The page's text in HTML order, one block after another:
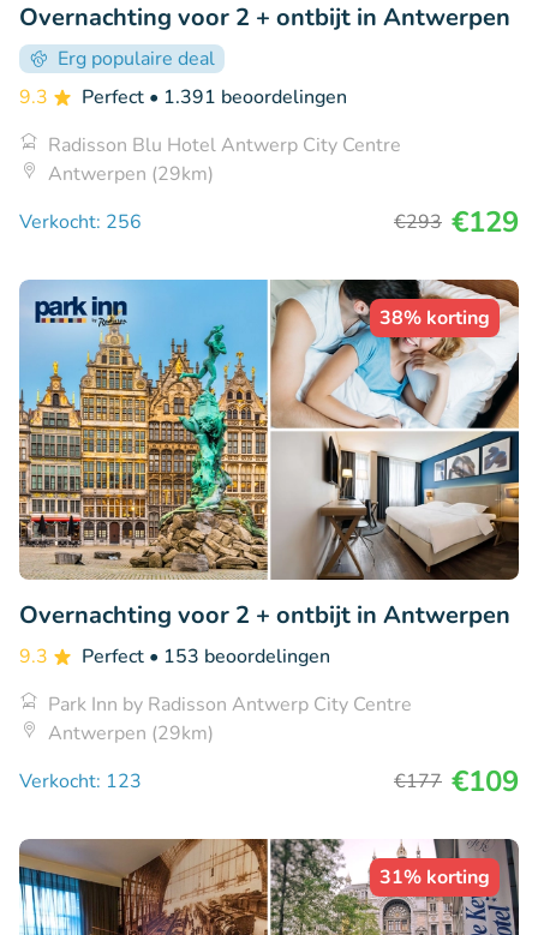
Overnachting voor 2 + ontbijt in Antwerpen
Erg populaire deal
9.3
Perfect • 1.391 beoordelingen
Radisson Blu Hotel Antwerp City Centre
Antwerpen (29km)
Verkocht: 256
€293 €129
38% korting
Overnachting voor 2 + ontbijt in Antwerpen
9.3 Perfect • 153 beoordelingen
Park Inn by Radisson Antwerp City Centre
Antwerpen (29km)
Verkocht: 123
€177 €109
31% korting